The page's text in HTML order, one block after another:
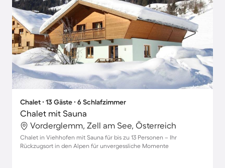
Chalet ∙ 13 Gäste ∙ 6 Schlafzimmer
Chalet mit Sauna
Vorderglemm, Zell am See, Österreich
Chalet in Viehhofen mit Sauna für bis zu 13 Personen – Ihr
Rückzugsort in den Alpen für unvergessliche Momente